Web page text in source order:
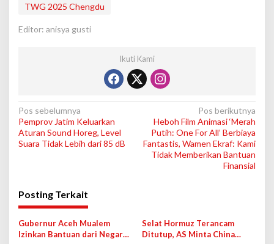
TWG 2025 Chengdu
Editor: anisya gusti
Ikuti Kami
N
a
v
a
s
i
Pos sebelumnya
Pemprov Jatim Keluarkan
Aturan Sound Horeg, Level
Suara Tidak Lebih dari 85 dB
Pos berikutnya
Heboh Film Animasi ‘Merah
Putih: One For All’ Berbiaya
Fantastis, Wamen Ekraf: Kami
Tidak Memberikan Bantuan
Finansial
Posting Terkait
Gubernur Aceh Mualem
Izinkan Bantuan dari Negara
Selat Hormuz Terancam
Ditutup, AS Minta China